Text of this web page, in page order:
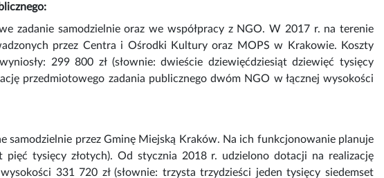
zadanie samodzielnie oraz we współpracy z NGO. W 2017 r. na terenie
przez Centra i Ośrodki Kultury oraz MOPS w Krakowie. Koszty
299 800 zł (słownie: dwieście dziewięćdziesiąt dziewięć tysięcy
przedmiotowego zadania publicznego dwóm NGO w łącznej wysokości
samodzielnie przez Gminę Miejską Kraków. Na ich funkcjonowanie planuje
pięć tysięcy złotych). Od stycznia 2018 r. udzielono dotacji na realizację
331 720 zł (słownie: trzysta trzydzieści jeden tysięcy siedemset